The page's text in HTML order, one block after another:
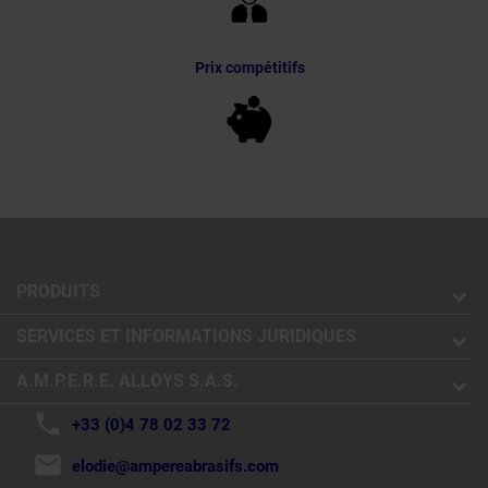
Prix compétitifs
+33 (0)4 78 02 33 72
elodie@ampereabrasifs.com